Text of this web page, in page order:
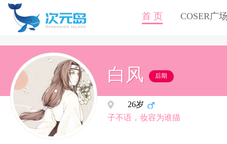
首 页 COSER广
白风 后期
26岁
子不语，妆容为谁描